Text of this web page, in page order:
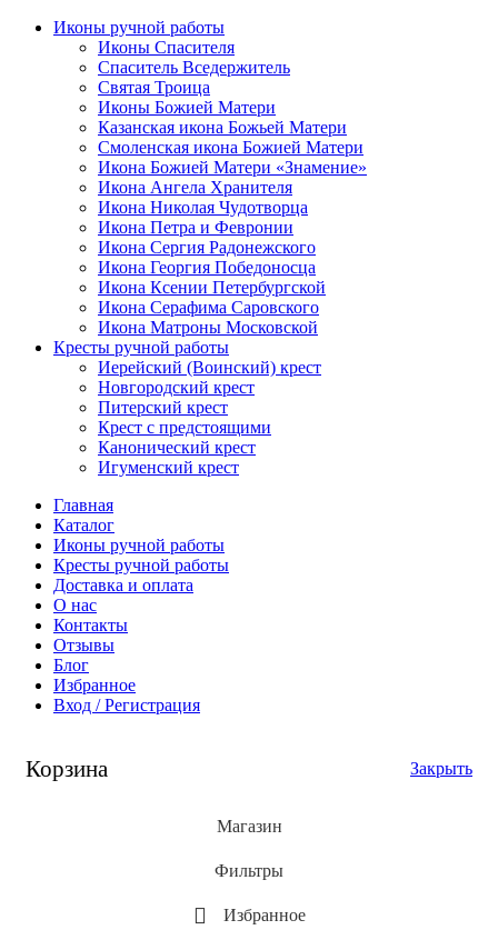
Иконы ручной работы
Иконы Спасителя
Спаситель Вседержитель
Святая Троица
Иконы Божией Матери
Казанская икона Божьей Матери
Смоленская икона Божией Матери
Икона Божией Матери «Знамение»
Икона Ангела Хранителя
Икона Николая Чудотворца
Икона Петра и Февронии
Икона Сергия Радонежского
Икона Георгия Победоносца
Икона Ксении Петербургской
Икона Серафима Саровского
Икона Матроны Московской
Кресты ручной работы
Иерейский (Воинский) крест
Новгородский крест
Питерский крест
Крест с предстоящими
Канонический крест
Игуменский крест
Главная
Каталог
Иконы ручной работы
Кресты ручной работы
Доставка и оплата
О нас
Контакты
Отзывы
Блог
Избранное
Вход / Регистрация
Корзина Закрыть
Магазин
Фильтры
Избранное